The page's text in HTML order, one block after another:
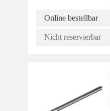
Online bestellbar
Nicht reservierbar